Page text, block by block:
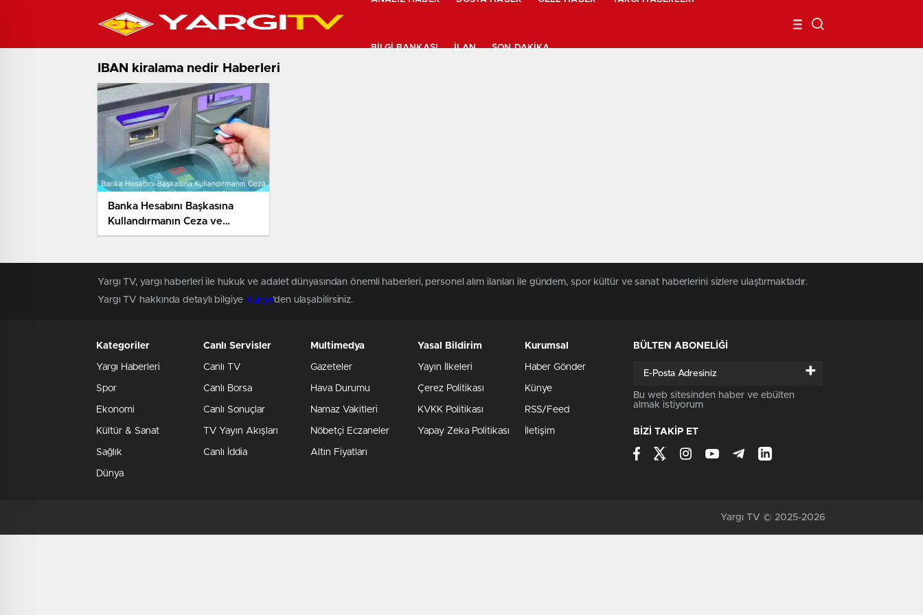
BILGI BANKASI İLAN SON DAKIKA
IBAN kiralama nedir Haberleri
Banka Hesabını Başkasına
Kullandırmanın Ceza ve
Sorumlulukları Nedir?
Yargı TV, yargı haberleri ile hukuk ve adalet dünyasından önemli haberleri, personel alım ilanları ile gündem, spor kültür ve sanat haberlerini sizlere ulaştırmaktadır.
Yargı TV hakkında detaylı bilgiye Künye'den ulaşabilirsiniz.
Kategoriler
Yargı Haberleri
Spor
Ekonomi
Kültür & Sanat
Sağlık
Dünya
Canlı Servisler
Canlı TV
Canlı Borsa
Canlı Sonuçlar
TV Yayın Akışları
Canlı İddia
Multimedya
Gazeteler
Hava Durumu
Namaz Vakitleri
Nöbetçi Eczaneler
Altın Fiyatları
Yasal Bildirim
Yayın İlkeleri
Çerez Politikası
KVKK Politikası
Yapay Zeka Politikası
Kurumsal
Haber Gönder
Künye
RSS/Feed
İletişim
BÜLTEN ABONELİĞİ
+
Bu web sitesinden haber ve ebülten
almak istiyorum
BİZİ TAKİP ET
Yargı TV © 2025-2026